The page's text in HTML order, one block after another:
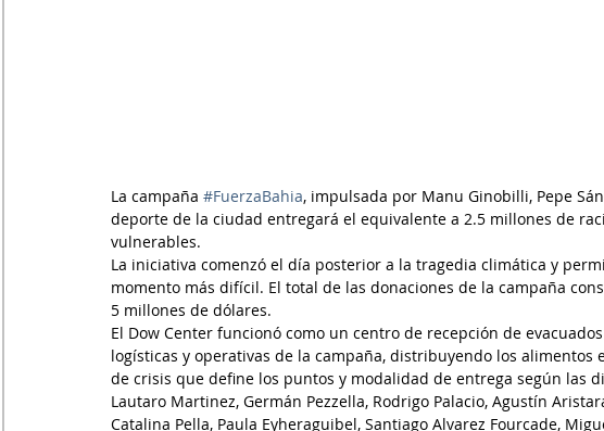
La campaña #FuerzaBahia, impulsada por Manu Ginobilli, Pepe
deporte de la ciudad entregará el equivalente a 2.5 millones de
vulnerables.
La iniciativa comenzó el día posterior a la tragedia climática y
momento más difícil. El total de las donaciones de la campaña
5 millones de dólares.
El Dow Center funcionó como un centro de recepción de
logísticas y operativas de la campaña, distribuyendo los
de crisis que define los puntos y modalidad de entrega según las
Lautaro Martinez, Germán Pezzella, Rodrigo Palacio, Agustín
Catalina Pella, Paula Eyheraguibel, Santiago Alvarez Fourcade,